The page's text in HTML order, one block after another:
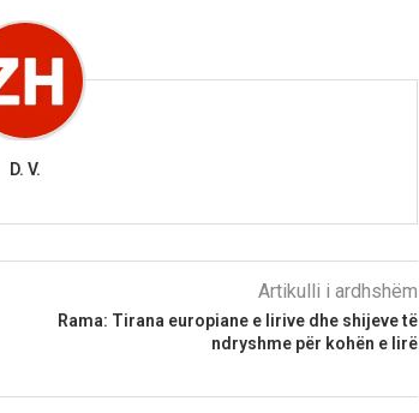
D. V.
Artikulli i ardhshëm
Rama: Tirana europiane e lirive dhe shijeve të
ndryshme për kohën e lirë